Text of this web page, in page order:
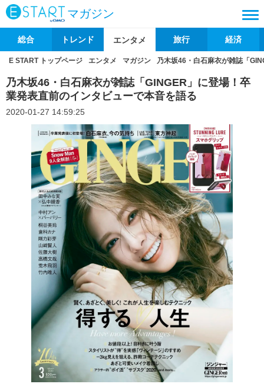
マガジン
総合 トレンド エンタメ 旅行 経済
E START トップページ エンタメ マガジン 乃木坂46・白石麻衣が雑誌「
乃木坂46・白石麻衣が雑誌「GINGER」に登場！卒
業発表直前のインタビューで本音を語る
2020-01-27 14:59:25